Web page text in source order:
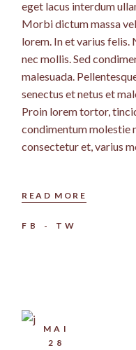
eget lacus interdum
Morbi dictum massa
lorem. In et varius felis.
nec mollis. Sed
malesuada.
senectus et netus et
Proin lorem tortor,
condimentum molestie
consectetur et, varius
READ MORE
FB TW
MAI
28